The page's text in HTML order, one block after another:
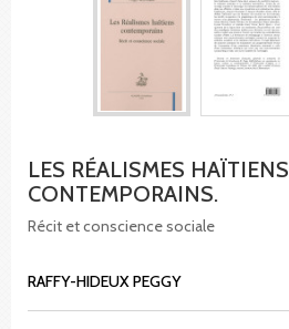
LES RÉALISMES HAÏTIENS
CONTEMPORAINS.
Récit et conscience sociale
RAFFY-HIDEUX PEGGY